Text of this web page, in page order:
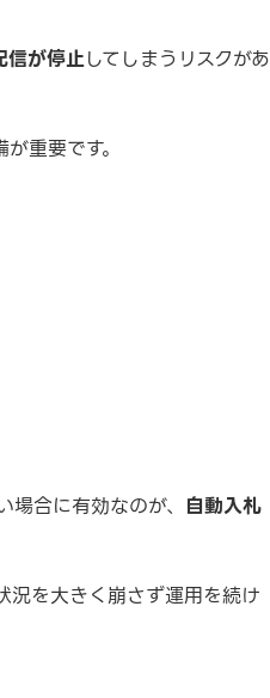
信が停止してしまうリスクがあ
重要です。
合に有効なのが、 自動入札
況を大きく崩さず運用を続け